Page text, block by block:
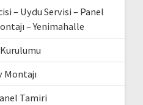
– Uydu Servisi – Panel
– Yenimahalle
Montajı
Tamiri